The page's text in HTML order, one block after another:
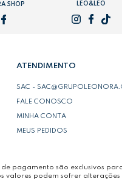
SHOP LEO&LEO
ATENDIMENTO
SAC -
FALE CONOSCO
MINHA CONTA
MEUS PEDIDOS
pagamento são exclusivos
valores podem sofrer